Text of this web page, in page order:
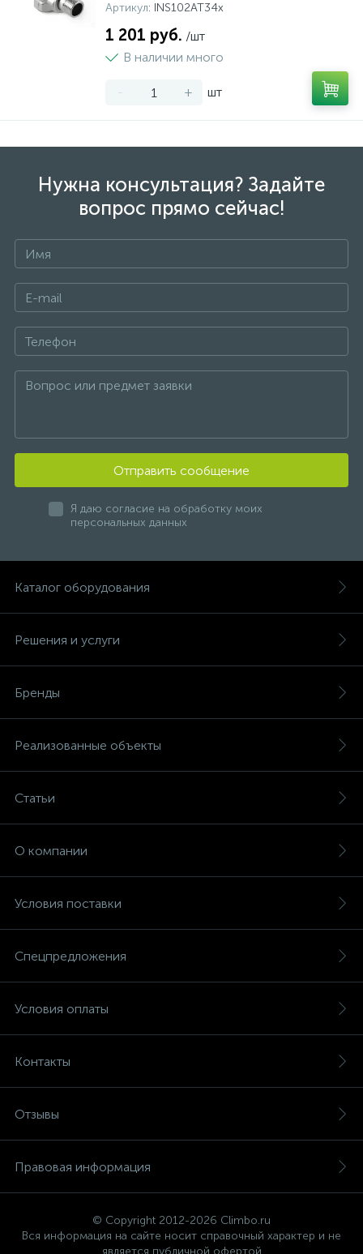
Артикул: INS102AT34x
1 201 руб. /шт
В наличии много
- + шт
Нужна консультация? Задайте
вопрос прямо сейчас!
Отправить сообщение
Я даю согласие на обработку моих
персональных данных
Каталог оборудования
Решения и услуги
Бренды
Реализованные объекты
Статьи
О компании
Условия поставки
Спецпредложения
Условия оплаты
Контакты
Отзывы
Правовая информация
© Copyright 2012-2026 Climbo.ru
Вся информация на сайте носит справочный характер и не
является публичной офертой